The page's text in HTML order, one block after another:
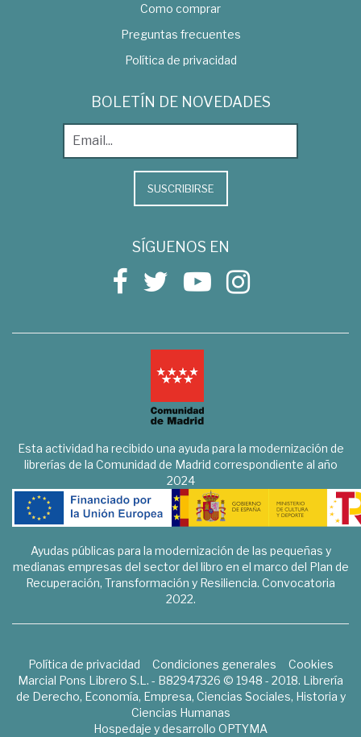
Como comprar
Preguntas frecuentes
Política de privacidad
BOLETÍN DE NOVEDADES
SUSCRIBIRSE
SÍGUENOS EN
Esta actividad ha recibido una ayuda para la modernización de
librerías de la Comunidad de Madrid correspondiente al año
2024
Ayudas públicas para la modernización de las pequeñas y
medianas empresas del sector del libro en el marco del Plan de
Recuperación, Transformación y Resiliencia. Convocatoria
2022.
Política de privacidad Condiciones generales
Cookies
Marcial Pons Librero S.L. - B82947326 © 1948 - 2018. Librería
de Derecho, Economía, Empresa, Ciencias Sociales, Historia y
Ciencias Humanas
Hospedaje y desarrollo OPTYMA